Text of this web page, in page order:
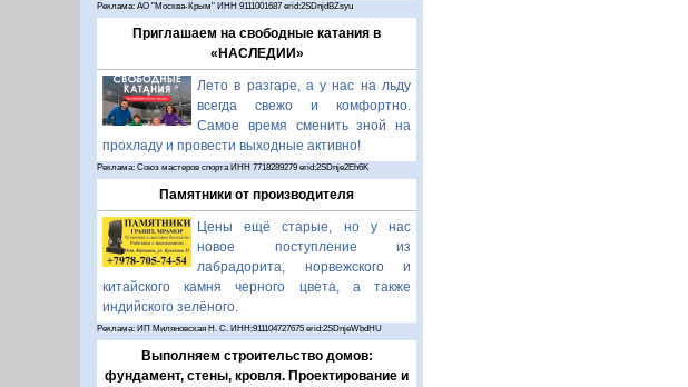
Реклама: АО "Москва-Крым" ИНН 9111001687 erid:2SDnjdBZsyu
Приглашаем на свободные катания в
«НАСЛЕДИИ»
Лето в разгаре, а у нас на льду
всегда свежо и комфортно.
Самое время сменить зной на
прохладу и провести выходные активно!
Реклама: Союз мастеров спорта ИНН 7718289279 erid:2SDnje2Eh6K
Памятники от производителя
Цены ещё старые, но у нас
новое поступление из
лабрадорита, норвежского и
китайского камня черного цвета, а также
индийского зелёного.
Реклама: ИП Миляновская Н. С. ИНН:911104727675 erid:2SDnjeWbdHU
Выполняем строительство домов:
фундамент, стены, кровля. Проектирование и